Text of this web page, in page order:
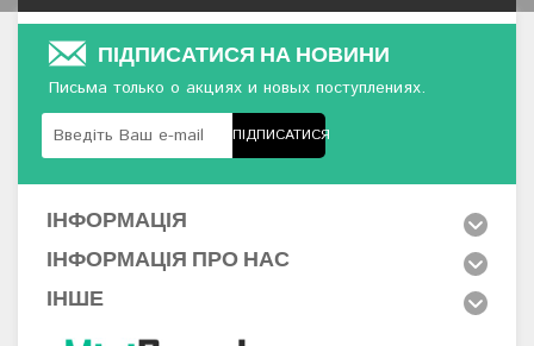
ПІДПИСАТИСЯ НА НОВИНИ
Письма только о акциях и новых поступлениях.
ПІДПИСАТИСЯ
ІНФОРМАЦІЯ
ІНФОРМАЦІЯ ПРО НАС
ІНШЕ